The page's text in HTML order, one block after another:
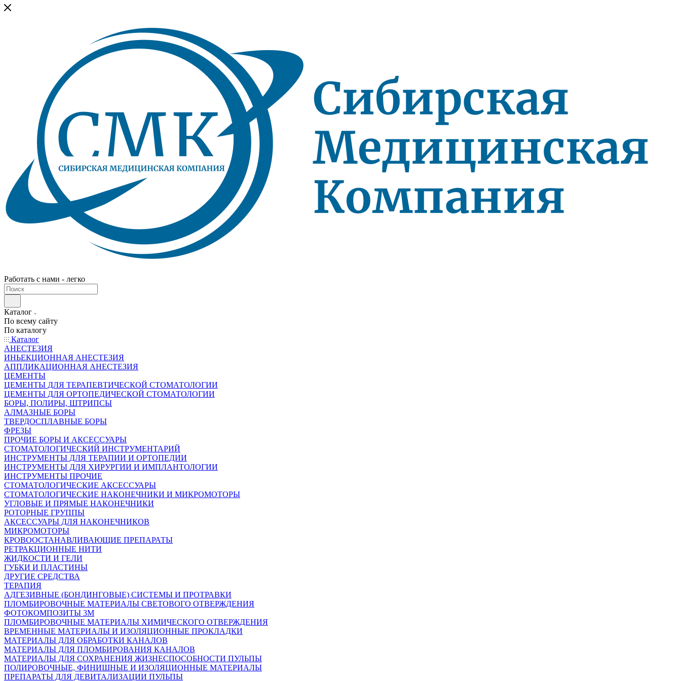
Работать с нами - легко
Каталог
По всему сайту
По каталогу
Каталог
АНЕСТЕЗИЯ
ИНЬЕКЦИОННАЯ АНЕСТЕЗИЯ
АППЛИКАЦИОННАЯ АНЕСТЕЗИЯ
ЦЕМЕНТЫ
ЦЕМЕНТЫ ДЛЯ ТЕРАПЕВТИЧЕСКОЙ СТОМАТОЛОГИИ
ЦЕМЕНТЫ ДЛЯ ОРТОПЕДИЧЕСКОЙ СТОМАТОЛОГИИ
БОРЫ, ПОЛИРЫ, ШТРИПСЫ
АЛМАЗНЫЕ БОРЫ
ТВЕРДОСПЛАВНЫЕ БОРЫ
ФРЕЗЫ
ПРОЧИЕ БОРЫ И АКСЕССУАРЫ
СТОМАТОЛОГИЧЕСКИЙ ИНСТРУМЕНТАРИЙ
ИНСТРУМЕНТЫ ДЛЯ ТЕРАПИИ И ОРТОПЕДИИ
ИНСТРУМЕНТЫ ДЛЯ ХИРУРГИИ И ИМПЛАНТОЛОГИИ
ИНСТРУМЕНТЫ ПРОЧИЕ
СТОМАТОЛОГИЧЕСКИЕ АКСЕССУАРЫ
СТОМАТОЛОГИЧЕСКИЕ НАКОНЕЧНИКИ И МИКРОМОТОРЫ
УГЛОВЫЕ И ПРЯМЫЕ НАКОНЕЧНИКИ
РОТОРНЫЕ ГРУППЫ
АКСЕССУАРЫ ДЛЯ НАКОНЕЧНИКОВ
МИКРОМОТОРЫ
КРОВООСТАНАВЛИВАЮЩИЕ ПРЕПАРАТЫ
РЕТРАКЦИОННЫЕ НИТИ
ЖИДКОСТИ И ГЕЛИ
ГУБКИ И ПЛАСТИНЫ
ДРУГИЕ СРЕДСТВА
ТЕРАПИЯ
АДГЕЗИВНЫЕ (БОНДИНГОВЫЕ) СИСТЕМЫ И ПРОТРАВКИ
ПЛОМБИРОВОЧНЫЕ МАТЕРИАЛЫ СВЕТОВОГО ОТВЕРЖДЕНИЯ
ФОТОКОМПОЗИТЫ 3М
ПЛОМБИРОВОЧНЫЕ МАТЕРИАЛЫ ХИМИЧЕСКОГО ОТВЕРЖДЕНИЯ
ВРЕМЕННЫЕ МАТЕРИАЛЫ И ИЗОЛЯЦИОННЫЕ ПРОКЛАДКИ
МАТЕРИАЛЫ ДЛЯ ОБРАБОТКИ КАНАЛОВ
МАТЕРИАЛЫ ДЛЯ ПЛОМБИРОВАНИЯ КАНАЛОВ
МАТЕРИАЛЫ ДЛЯ СОХРАНЕНИЯ ЖИЗНЕСПОСОБНОСТИ ПУЛЬПЫ
ПОЛИРОВОЧНЫЕ, ФИНИШНЫЕ И ИЗОЛЯЦИОННЫЕ МАТЕРИАЛЫ
ПРЕПАРАТЫ ДЛЯ ДЕВИТАЛИЗАЦИИ ПУЛЬПЫ